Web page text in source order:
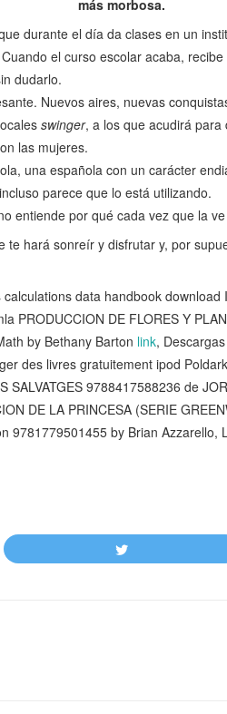
más morbosa.
durante el día da clases en un
el curso escolar acaba,
dudarlo.
Nuevos aires, nuevas
swinger, a los que acudirá
las mujeres.
una española con un carácter
parece que lo está utilizando.
entiende por qué cada vez que la
te hará sonreír y disfrutar y, por
data handbook
PRODUCCION DE FLORES Y
by Bethany Barton link,
des livres gratuitement ipod
9788417588236 de
DE LA PRINCESA (SERIE
9781779501455 by Brian Azzarello,